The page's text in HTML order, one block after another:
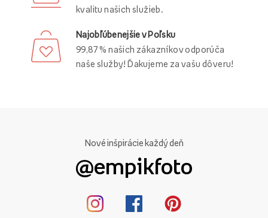
kvalitu našich služieb.
Najobľúbenejšie v Poľsku
99,87 % našich zákazníkov odporúča
naše služby! Ďakujeme za vašu dôveru!
Nové inšpirácie každý deň
@empikfoto